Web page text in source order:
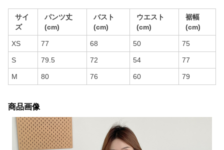
サイ
ズ
パンツ丈
(cm)
バスト
(cm)
ウエスト
(cm)
裾幅
(cm)
XS 77 68 50 75
S 79.5 72 54 77
M 80 76 60 79
商品画像